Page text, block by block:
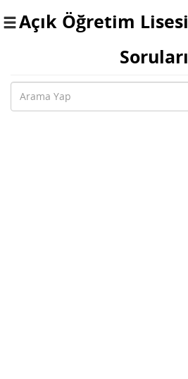
Toggle
Açık Öğretim Lisesi
Soruları